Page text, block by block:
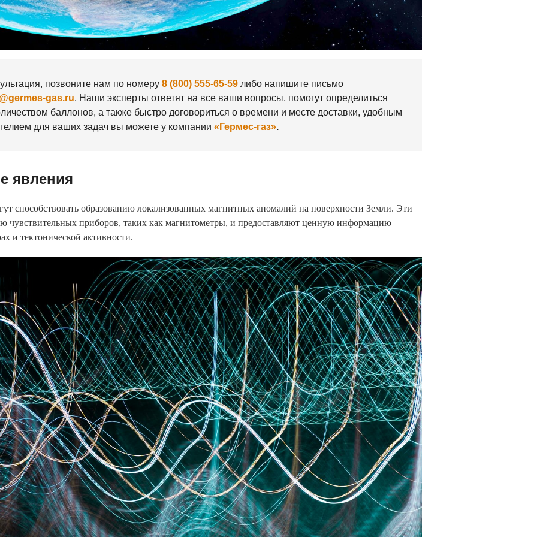
позвоните нам по номеру 8 (800) 555-65-59 либо напишите письмо
gas.ru. Наши эксперты ответят на все ваши вопросы, помогут определиться
баллонов, а также быстро договориться о времени и месте доставки, удобным
для ваших задач вы можете у компании « Гермес-газ».
явления
способствовать образованию локализованных магнитных аномалий на поверхности Земли. Эти
чувствительных приборов, таких как магнитометры, и предоставляют ценную информацию
и тектонической активности.